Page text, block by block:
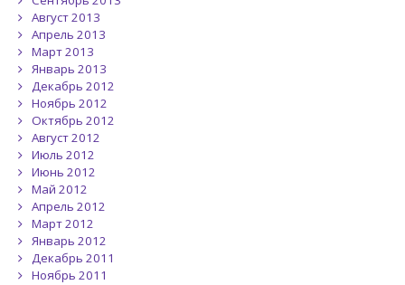
Август 2013
Апрель 2013
Март 2013
Январь 2013
Декабрь 2012
Ноябрь 2012
Октябрь 2012
Август 2012
Июль 2012
Июнь 2012
Май 2012
Апрель 2012
Март 2012
Январь 2012
Декабрь 2011
Ноябрь 2011